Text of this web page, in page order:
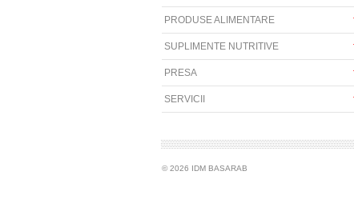
PRODUSE ALIMENTARE
SUPLIMENTE NUTRITIVE
PRESA
SERVICII
© 2026 IDM BASARAB